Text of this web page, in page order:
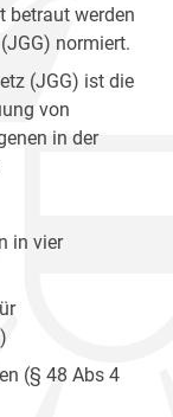
betraut werden
normiert.
(JGG) ist die
von
in der
in vier
(§ 48 Abs 4